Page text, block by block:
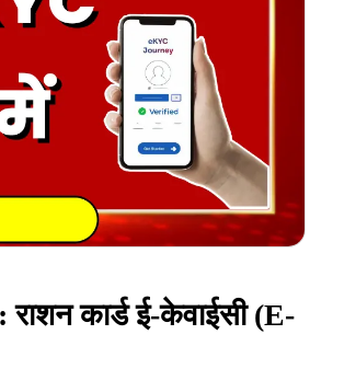
कार्ड ई-केवाईसी (e-